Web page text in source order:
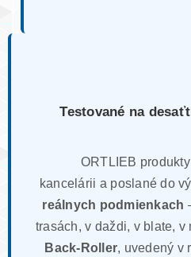
Testované na
ORTLIEB produkty
kancelárii a poslané do
reálnych podmienkach
trasách, v daždi, v blate, v
Back-Roller, uvedený v